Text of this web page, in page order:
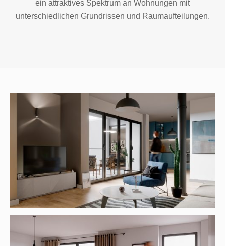
ein attraktives Spektrum an Wohnungen mit
unterschiedlichen Grundrissen und Raumaufteilungen.